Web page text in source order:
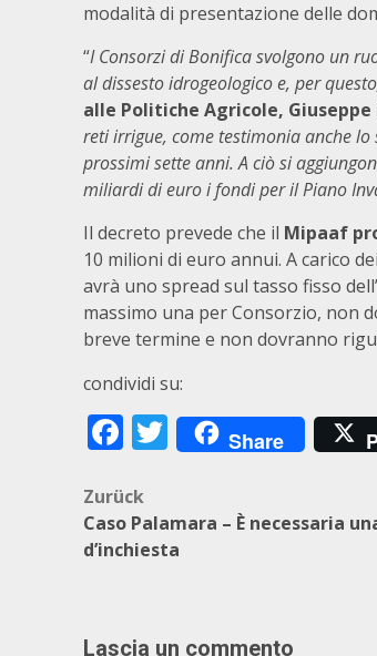
modalità di presentazione delle
“I Consorzi di Bonifica svolgono un
al dissesto idrogeologico e, per
alle Politiche Agricole, Giuseppe
reti irrigue, come testimonia anche
prossimi sette anni. A ciò si
miliardi di euro i fondi per il Piano
Il decreto prevede che il Mipaaf
10 milioni di euro annui. A carico
avrà uno spread sul tasso fisso
massimo una per Consorzio, non
breve termine e non dovranno
condividi su:
Facebook
Twitter
Share
Beitragsnavigation
Zurück
Caso Palamara – È necessaria
d’inchiesta
Lascia un commento